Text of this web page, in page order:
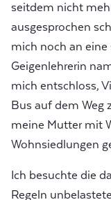
seitdem nicht
ausgesprochen
mich noch an eine
Geigenlehrerin
mich entschloss,
Bus auf dem Weg
meine Mutter mit
Wohnsiedlungen
Ich besuchte die
Regeln